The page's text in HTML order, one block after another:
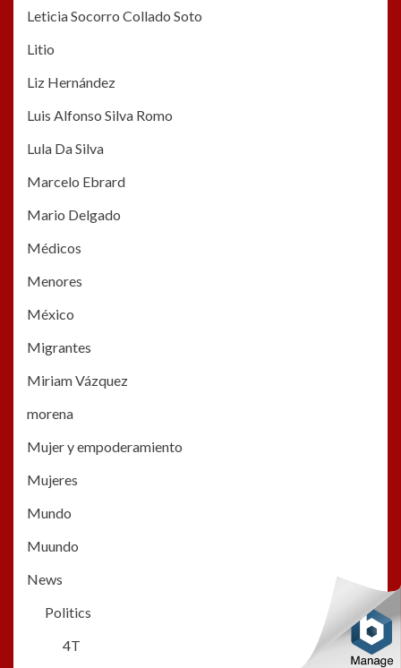
Leticia Socorro Collado Soto
Litio
Liz Hernández
Luis Alfonso Silva Romo
Lula Da Silva
Marcelo Ebrard
Mario Delgado
Médicos
Menores
México
Migrantes
Miriam Vázquez
morena
Mujer y empoderamiento
Mujeres
Mundo
Muundo
News
Politics
4T